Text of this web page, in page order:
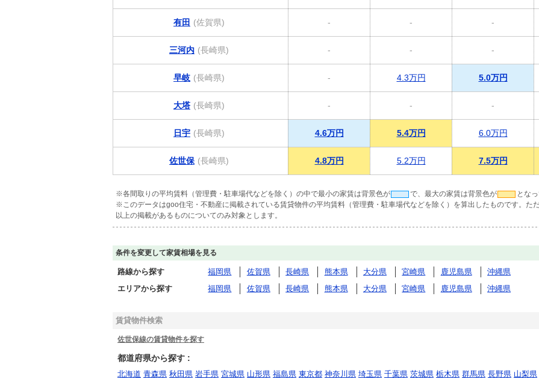
有田 (佐賀県) - - -
三河内 (長崎県) - - -
早岐 (長崎県) - 4.3万円 5.0万円
大塔 (長崎県) - - -
日宇 (長崎県) 4.6万円 5.4万円 6.0万円
佐世保 (長崎県) 4.8万円 5.2万円 7.5万円
※各間取りの平均賃料（管理費・駐車場代などを除く）の中で最小の家賃は背景色が で、最大の家賃は背景色が
とな
※このデータはgoo住宅・不動産に掲載されている賃貸物件の平均賃料（管理費・駐車場代などを除く）を算出したものです。た
以上の掲載があるものについてのみ対象とします。
条件を変更して家賃相場を見る
路線から探す 福岡県 佐賀県 長崎県 熊本県 大分県 宮崎県 鹿児島県
沖縄県
エリアから探す
福岡県 佐賀県 長崎県 熊本県 大分県 宮崎県 鹿児島県 沖縄県
賃貸物件検索
佐世保線の賃貸物件を探す
都道府県から探す :
北海道 青森県 秋田県 岩手県 宮城県 山形県 福島県 東京都 神奈川県 埼玉県 千葉県 茨城県 栃木県 群馬県 長野県 山梨県